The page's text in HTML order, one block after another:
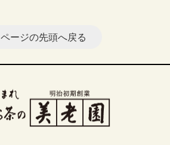
ページの先頭へ戻る